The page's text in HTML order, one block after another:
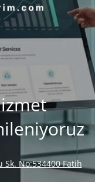
No:534400 Fatih